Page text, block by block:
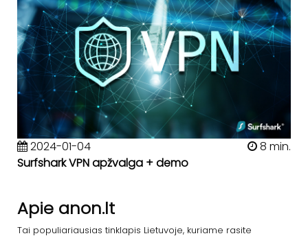
2024-01-04
8 min.
Surfshark VPN apžvalga + demo
Apie anon.lt
Tai populiariausias tinklapis Lietuvoje, kuriame rasite